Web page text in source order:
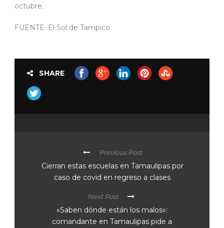
octubre.
FUENTE: El Sol de Tampico
SHARE
Previous Post
Cierran estas escuelas en Tamaulipas por
caso de covid en regreso a clases
Next Post
«Saben dónde están los malos»:
comandante en Tamaulipas pide a